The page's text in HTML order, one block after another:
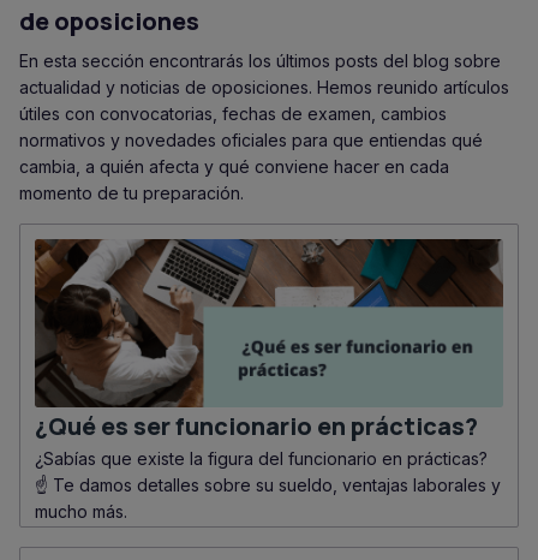
de oposiciones
En esta sección encontrarás los últimos posts del blog sobre
actualidad y noticias de oposiciones. Hemos reunido artículos
útiles con convocatorias, fechas de examen, cambios
normativos y novedades oficiales para que entiendas qué
cambia, a quién afecta y qué conviene hacer en cada
momento de tu preparación.
¿Qué es ser funcionario en prácticas?
¿Sabías que existe la figura del funcionario en prácticas?
☝ Te damos detalles sobre su sueldo, ventajas laborales y
mucho más.